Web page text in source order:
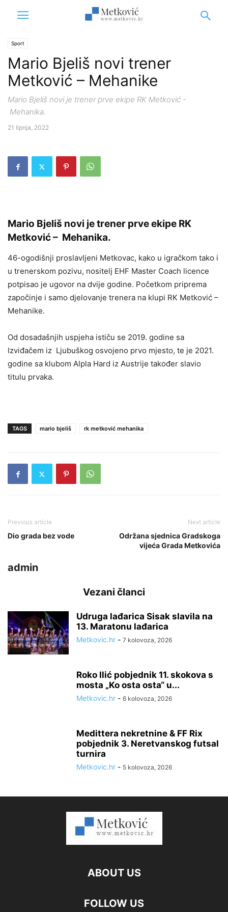
Sport
Mario Bjeliš novi trener
Metković – Mehanike
Mario Bjeliš novi je trener prve ekipe RK Metković -
Mehanika.
21 lipnja, 2022
Mario Bjeliš novi je trener prve ekipe RK
Metković – Mehanika.
46-ogodišnji proslavljeni Metkovac, kako u igračkom tako i
u trenerskom pozivu, nositelj EHF Master Coach licence
potpisao je ugovor na dvije godine. Početkom priprema
započinje i samo djelovanje trenera na klupi RK Metković –
Mehanike.
Od dosadašnjih uspjeha ističu se 2019. godine sa
Izviđačem iz Ljubuškog osvojeno prvo mjesto, te je 2021.
godine sa klubom Alpla Hard iz Austrije također slavio
titulu prvaka.
TAGS mario bjeliš rk metković mehanika
Previous article
Dio grada bez vode
Next article
Održana sjednica Gradskoga
vijeća Grada Metkovića
admin
Vezani članci
Udruga lađarica Sisak slavila na
13. Maratonu lađarica
Metkovic.hr - 7 kolovoza, 2026
Roko Ilić pobjednik 11. skokova s
mosta „Ko osta osta“ u...
Metkovic.hr - 6 kolovoza, 2026
Medittera nekretnine & FF Rix
pobjednik 3. Neretvanskog futsal
turnira
Metkovic.hr - 5 kolovoza, 2026
ABOUT US
FOLLOW US